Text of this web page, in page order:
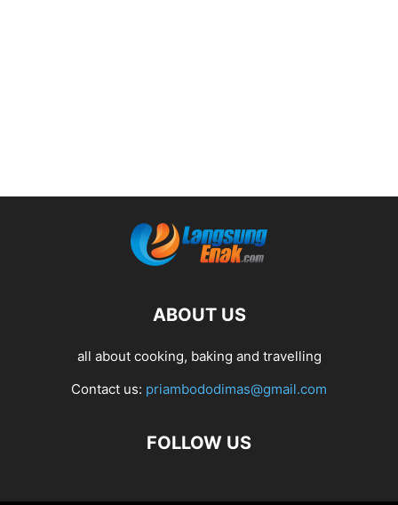
ABOUT US
all about cooking, baking and travelling
Contact us: priambododimas@gmail.com
FOLLOW US